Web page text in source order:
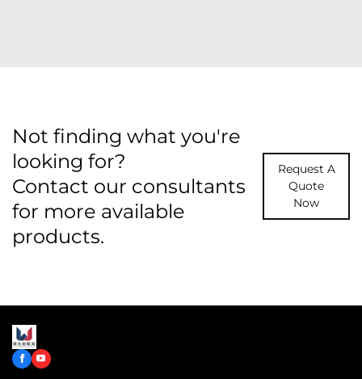
Not finding what you're
looking for?
Contact our consultants
for more available
products.
Request A
Quote
Now